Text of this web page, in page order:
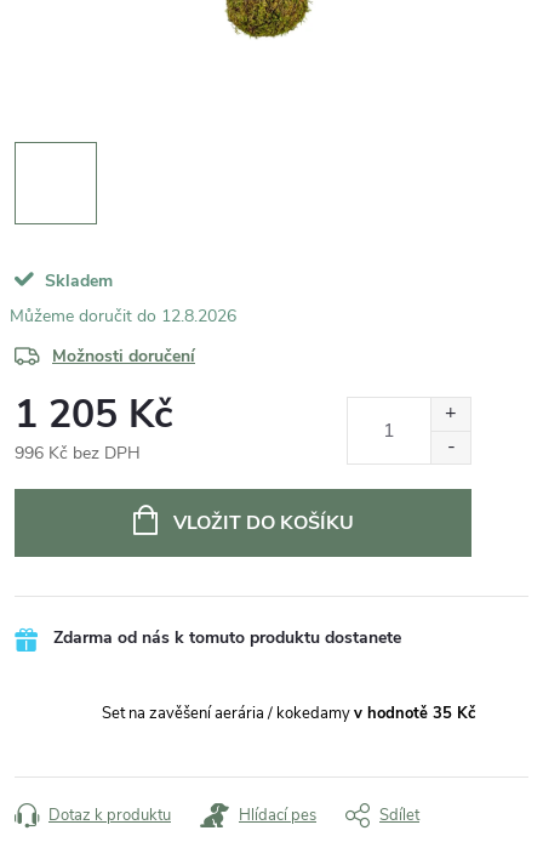
Skladem
12.8.2026
Možnosti doručení
1 205 Kč
996 Kč bez DPH
VLOŽIT DO KOŠÍKU
Zdarma od nás k tomuto produktu dostanete
Set na zavěšení aerária / kokedamyv hodnotě 35 Kč
Dotaz k produktu Hlídací pes Sdílet